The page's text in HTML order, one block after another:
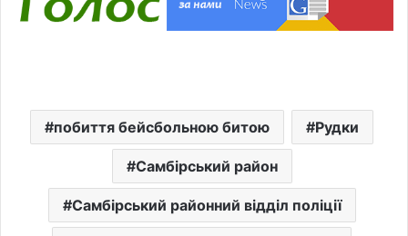
побиття бейсбольною битою Рудки
Самбірський район
Самбірський районний відділ поліції